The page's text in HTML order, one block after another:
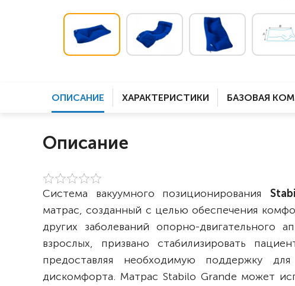
ОПИСАНИЕ ХАРАКТЕРИСТИКИ БАЗОВАЯ
Описание
Система вакуумного позиционирования
матрас, созданный с целью обеспечения
других заболеваний опорно-двигательного
взрослых, призвано стабилизировать
предоставляя необходимую поддержку
дискомфорта. Матрас Stabilo Grande может